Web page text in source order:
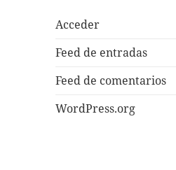
Acceder
Feed de entradas
Feed de comentarios
WordPress.org